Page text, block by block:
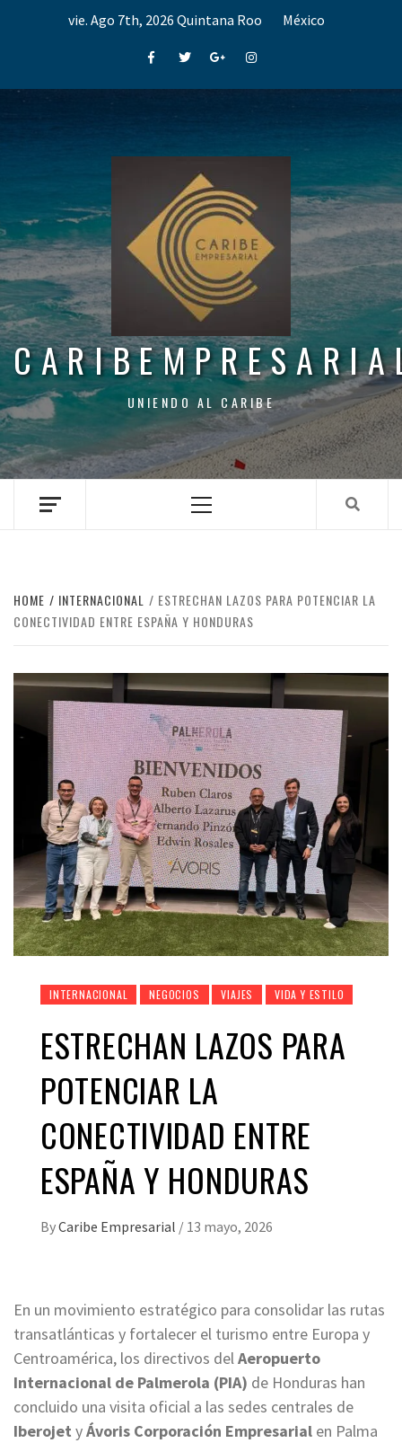
vie. Ago 7th, 2026 Quintana Roo México
FacebookTwitterGoogle+Instagram
UNIENDO AL CARIBE
Menu
HOME INTERNACIONAL
ESTRECHAN LAZOS PARA POTENCIAR LA
CONECTIVIDAD ENTRE ESPAÑA Y HONDURAS
INTERNACIONAL NEGOCIOS VIAJES VIDA Y ESTILO
ESTRECHAN LAZOS PARA
POTENCIAR LA
CONECTIVIDAD ENTRE
ESPAÑA Y HONDURAS
ByCaribe Empresarial / 13 mayo, 2026
En un movimiento estratégico para consolidar las rutas
transatlánticas y fortalecer el turismo entre Europa y
Centroamérica, los directivos delAeropuerto
Internacional de Palmerola (PIA) de Honduras han
concluido una visita oficial a las sedes centrales de
Iberojet yÁvoris Corporación Empresarial en Palma